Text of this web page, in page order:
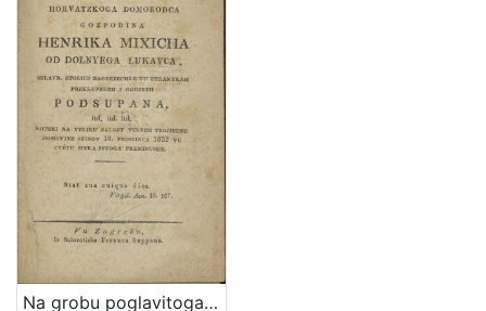
Na grobu poglavitoga i preizvishenoga horvatzkoga domorodca gozpodina Henrika Mixicha od Dolnyega Lukavca, ... koteri na veliku salozt verneh trojjedne domovine szinov 18. proszinca 1832 vu cvétu sitka szvoga preminushe / [G.]